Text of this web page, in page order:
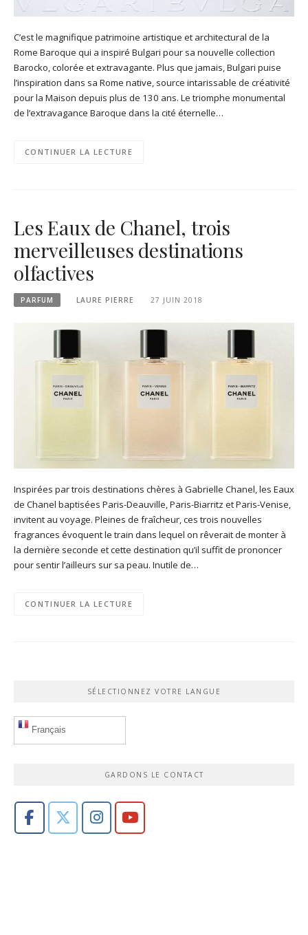
C’est le magnifique patrimoine artistique et architectural de la
Rome Baroque qui a inspiré Bulgari pour sa nouvelle collection
Barocko, colorée et extravagante. Plus que jamais, Bulgari puise
l’inspiration dans sa Rome native, source intarissable de créativité
pour la Maison depuis plus de 130 ans. Le triomphe monumental
de l’extravagance Baroque dans la cité éternelle…
CONTINUER LA LECTURE
Les Eaux de Chanel, trois
merveilleuses destinations
olfactives
PARFUM LAURE PIERRE 27 JUIN 2018
Inspirées par trois destinations chères à Gabrielle Chanel, les Eaux
de Chanel baptisées Paris-Deauville, Paris-Biarritz et Paris-Venise,
invitent au voyage. Pleines de fraîcheur, ces trois nouvelles
fragrances évoquent le train dans lequel on rêverait de monter à
la dernière seconde et cette destination qu’il suffit de prononcer
pour sentir l’ailleurs sur sa peau. Inutile de…
CONTINUER LA LECTURE
SÉLECTIONNEZ VOTRE LANGUE
Français
GARDONS LE CONTACT